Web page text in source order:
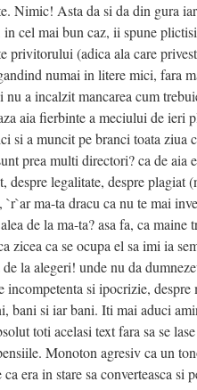
Nimic! Asta da si da din gura
cel mai bun caz, ii spune
(adica ala care
numai in litere mici, fara
a incalzit mancarea cum
aia fierbinte a meciului de ieri
si a muncit pe branci toata ziua
prea multi directori? ca de aia
legalitate, despre plagiat
ma-ta dracu ca nu te mai
de la ma-ta? asa fa, ca maine
zicea ca se ocupa el sa imi ia
la alegeri! unde nu da
incompetenta si ipocrizie,
bani si iar bani. Iti mai aduci
toti acelasi text fara sa se
Monoton agresiv ca un
era in stare sa converteasca si